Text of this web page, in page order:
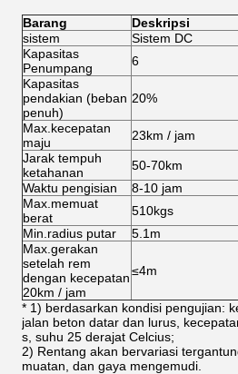
Barang
Deskripsi
sistem
Sistem DC
Kapasitas
Penumpang
6
Kapasitas
pendakian (beban
penuh)
20%
Max.kecepatan
maju
23km / jam
Jarak tempuh
ketahanan
50-70km
Waktu pengisian
8-10 jam
Max.memuat
berat
510kgs
Min.radius putar
5.1m
Max.gerakan
setelah rem
dengan kecepatan
20km / jam
≤4m
* 1) berdasarkan kondisi pengujian:
jalan beton datar dan lurus,
s, suhu 25 derajat Celcius;
2) Rentang akan bervariasi
muatan, dan gaya mengemudi.